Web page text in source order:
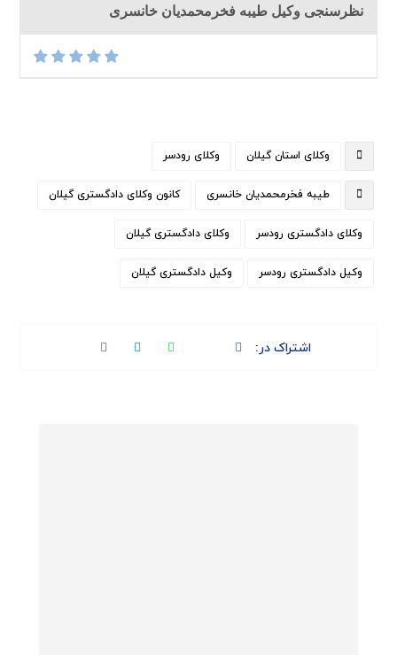
نظرسنجی وکیل طیبه فخرمحمدیان خانسری
وکلای استان گیلان وکلای رودسر
طیبه فخرمحمدیان خانسری کانون وکلای دادگستری گیلان
وکلای دادگستری رودسر وکلای دادگستری گیلان
وکیل دادگستری رودسر وکیل دادگستری گیلان